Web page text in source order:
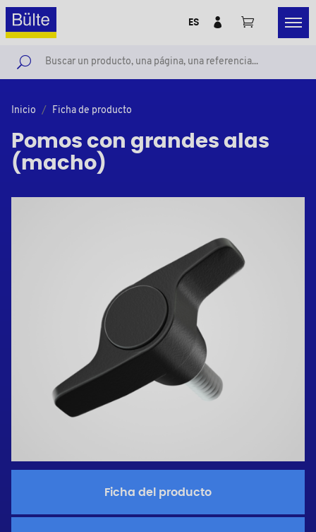
ES
Inicio Ficha de producto
Pomos con grandes alas
(macho)
Ficha del producto